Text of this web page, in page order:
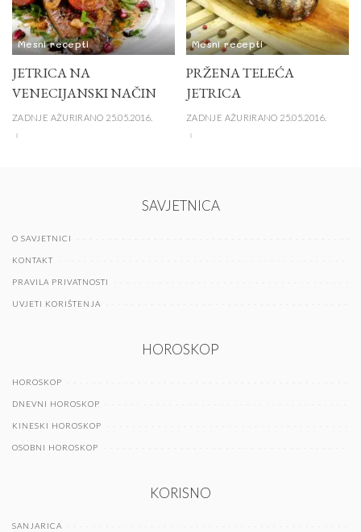
Mesni recepti
JETRICA NA
VENECIJANSKI NAČIN
ZADNJE AŽURIRANO 25.05.2016.
Mesni recepti
PRŽENA TELEĆA
JETRICA
ZADNJE AŽURIRANO 25.05.2016.
SAVJETNICA
O SAVJETNICI
KONTAKT
PRAVILA PRIVATNOSTI
UVJETI KORIŠTENJA
HOROSKOP
HOROSKOP
DNEVNI HOROSKOP
KINESKI HOROSKOP
OSOBNI HOROSKOP
KORISNO
SANJARICA